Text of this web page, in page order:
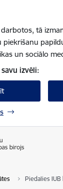
tā
piekrišanu
un sociālo
izvēli:
Piedalies